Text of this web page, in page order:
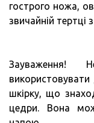
гострого ножа,
звичайній
Зауваження!
використовувати
шкірку, що
цедри. Вона